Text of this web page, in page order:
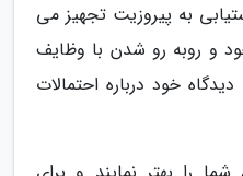
به پیروزیت تجهیز می
و روبه رو شدن با وظایف
خود درباره احتمالات